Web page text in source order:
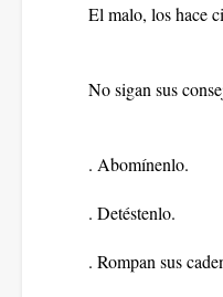
El malo, los hace
No sigan sus
. Abomínenlo.
. Detéstenlo.
. Rompan sus